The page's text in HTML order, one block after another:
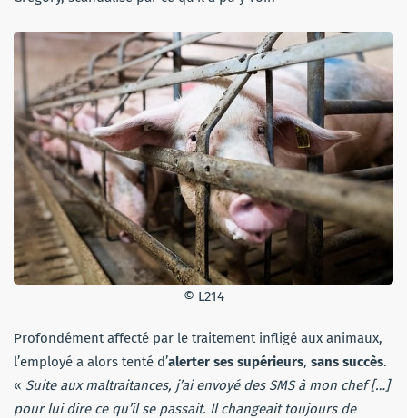
© L214
Profondément affecté par le traitement infligé aux animaux,
l’employé a alors tenté d’alerter ses supérieurs, sans succès.
« Suite aux maltraitances, j’ai envoyé des SMS à mon chef […]
pour lui dire ce qu’il se passait. Il changeait toujours de